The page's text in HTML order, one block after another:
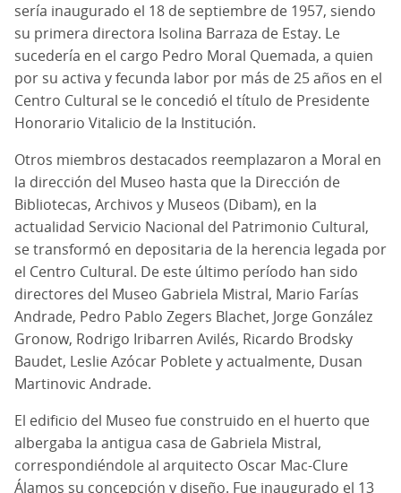
sería inaugurado el 18 de septiembre de 1957, siendo
su primera directora Isolina Barraza de Estay. Le
sucedería en el cargo Pedro Moral Quemada, a quien
por su activa y fecunda labor por más de 25 años en el
Centro Cultural se le concedió el título de Presidente
Honorario Vitalicio de la Institución.
Otros miembros destacados reemplazaron a Moral en
la dirección del Museo hasta que la Dirección de
Bibliotecas, Archivos y Museos (Dibam), en la
actualidad Servicio Nacional del Patrimonio Cultural,
se transformó en depositaria de la herencia legada por
el Centro Cultural. De este último período han sido
directores del Museo Gabriela Mistral, Mario Farías
Andrade, Pedro Pablo Zegers Blachet, Jorge González
Gronow, Rodrigo Iribarren Avilés, Ricardo Brodsky
Baudet, Leslie Azócar Poblete y actualmente, Dusan
Martinovic Andrade.
El edificio del Museo fue construido en el huerto que
albergaba la antigua casa de Gabriela Mistral,
correspondiéndole al arquitecto Oscar Mac-Clure
Álamos su concepción y diseño. Fue inaugurado el 13